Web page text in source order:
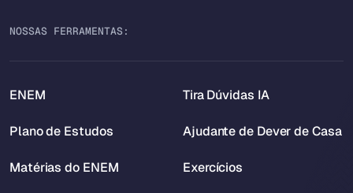
NOSSAS FERRAMENTAS:
ENEM
Plano de Estudos
Matérias do ENEM
Tira Dúvidas IA
Ajudante de Dever de Casa
Exercícios